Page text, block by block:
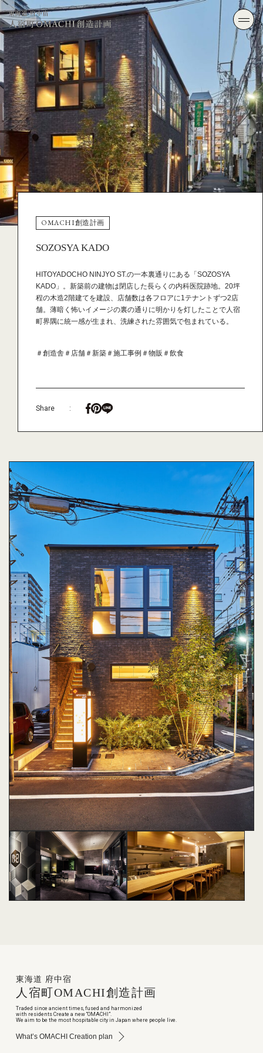
OMACHI創造計画
SOZOSYA KADO
HITOYADOCHO NINJYO ST.の一本裏通りにある「SOZOSYA
KADO」。新築前の建物は閉店した長らくの内科医院跡地。20坪
程の木造2階建てを建設、店舗数は各フロアに1テナントずつ2店
舗。薄暗く怖いイメージの裏の通りに明かりを灯したことで人宿
町界隅に統一感が生まれ、洗練された雰囲気で包まれている。
＃創造舎 ＃店舗 ＃新築 ＃施工事例 ＃物販 ＃飲食
Share :
東海道 府中宿
人宿町OMACHI創造計画
Traded since ancient times, fused and harmonized
with residents Create a new “OMACHI”.
We aim to be the most hospitable city in Japan where people live.
What’s OMACHI Creation plan